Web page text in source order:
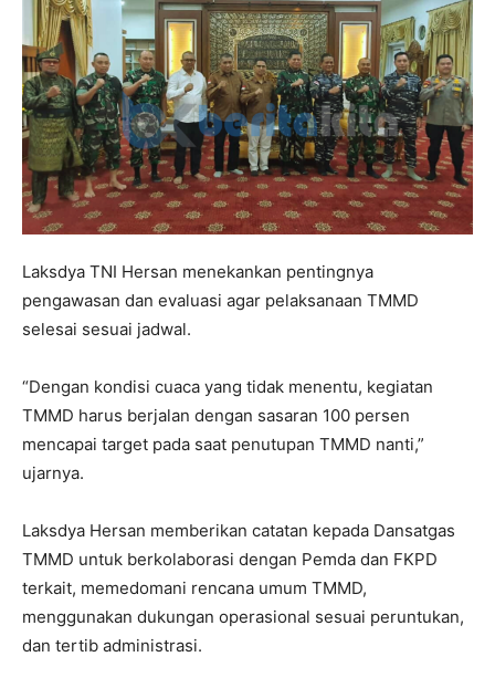
Laksdya TNI Hersan menekankan pentingnya
pengawasan dan evaluasi agar pelaksanaan TMMD
selesai sesuai jadwal.
“Dengan kondisi cuaca yang tidak menentu, kegiatan
TMMD harus berjalan dengan sasaran 100 persen
mencapai target pada saat penutupan TMMD nanti,”
ujarnya.
Laksdya Hersan memberikan catatan kepada Dansatgas
TMMD untuk berkolaborasi dengan Pemda dan FKPD
terkait, memedomani rencana umum TMMD,
menggunakan dukungan operasional sesuai peruntukan,
dan tertib administrasi.